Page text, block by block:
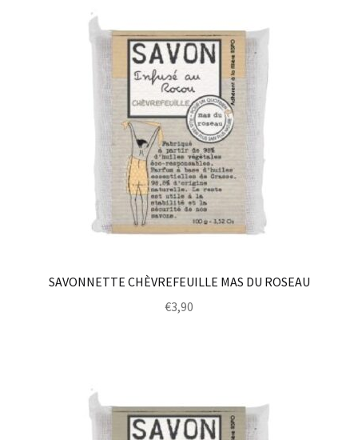
SAVONNETTE CHÈVREFEUILLE MAS DU ROSEAU
€3,90